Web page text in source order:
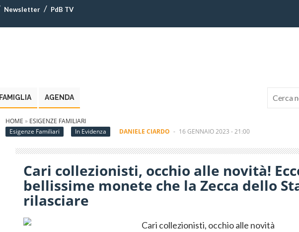
Newsletter PdB TV
FAMIGLIA AGENDA
HOME » ESIGENZE FAMILIARI
Esigenze Familiari
In Evidenza DANIELE CIARDO - 16 GENNAIO 2023 - 21:00
Cari collezionisti, occhio alle novità!
bellissime monete che la Zecca dello
rilasciare